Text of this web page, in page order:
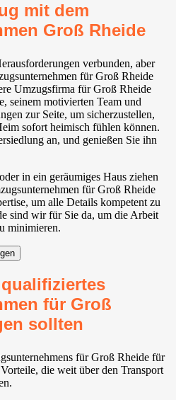
mit dem
Groß Rheide
verbunden, aber
für Groß Rheide
Umzugsfirma für Groß Rheide
seinem motivierten Team und
zur Seite, um sicherzustellen,
sofort heimisch fühlen können.
an, und genießen Sie ihn
in ein geräumiges Haus ziehen
für Groß Rheide
um alle Details kompetent zu
sind wir für Sie da, um die Arbeit
minimieren.
für Groß
sollten
für Groß Rheide für
die weit über den Transport